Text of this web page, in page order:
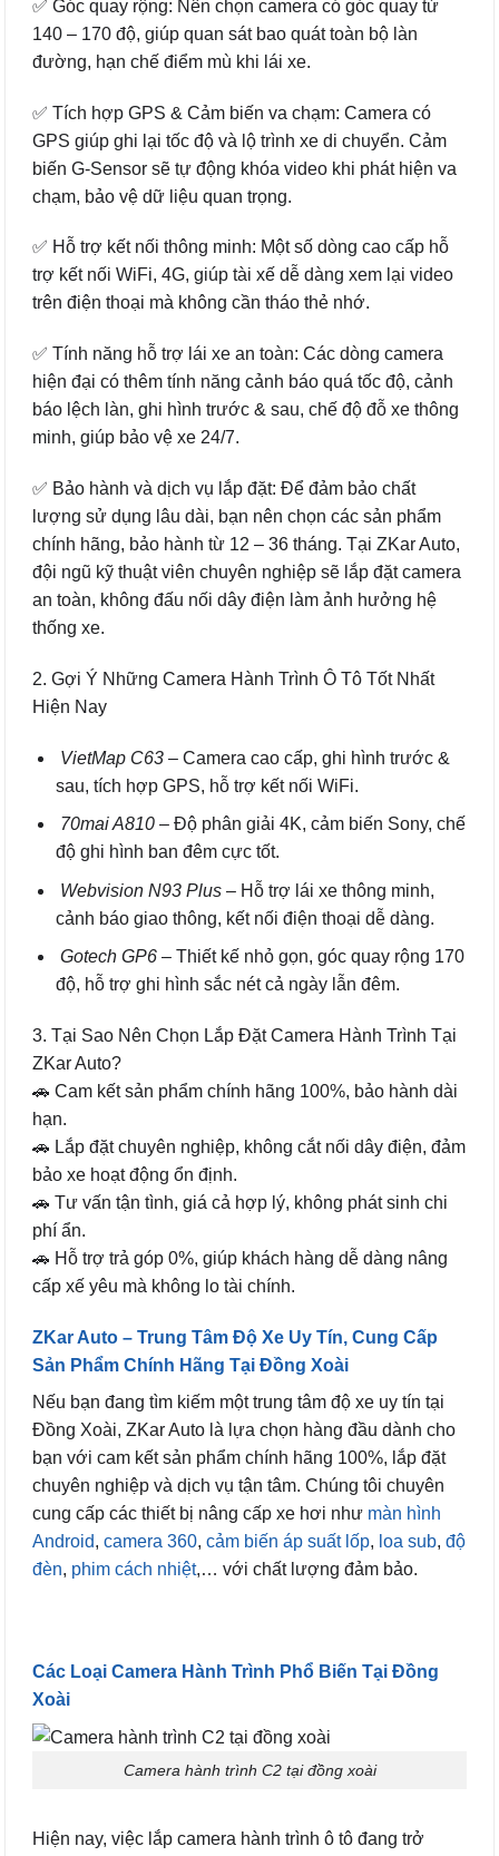
✅ Góc quay rộng: Nên chọn camera có góc quay từ
140 – 170 độ, giúp quan sát bao quát toàn bộ làn
đường, hạn chế điểm mù khi lái xe.
✅ Tích hợp GPS & Cảm biến va chạm: Camera có
GPS giúp ghi lại tốc độ và lộ trình xe di chuyển. Cảm
biến G-Sensor sẽ tự động khóa video khi phát hiện va
chạm, bảo vệ dữ liệu quan trọng.
✅ Hỗ trợ kết nối thông minh: Một số dòng cao cấp hỗ
trợ kết nối WiFi, 4G, giúp tài xế dễ dàng xem lại video
trên điện thoại mà không cần tháo thẻ nhớ.
✅ Tính năng hỗ trợ lái xe an toàn: Các dòng camera
hiện đại có thêm tính năng cảnh báo quá tốc độ, cảnh
báo lệch làn, ghi hình trước & sau, chế độ đỗ xe thông
minh, giúp bảo vệ xe 24/7.
✅ Bảo hành và dịch vụ lắp đặt: Để đảm bảo chất
lượng sử dụng lâu dài, bạn nên chọn các sản phẩm
chính hãng, bảo hành từ 12 – 36 tháng. Tại ZKar Auto,
đội ngũ kỹ thuật viên chuyên nghiệp sẽ lắp đặt camera
an toàn, không đấu nối dây điện làm ảnh hưởng hệ
thống xe.
2. Gợi Ý Những Camera Hành Trình Ô Tô Tốt Nhất
Hiện Nay
VietMap C63– Camera cao cấp, ghi hình trước &
sau, tích hợp GPS, hỗ trợ kết nối WiFi.
70mai A810– Độ phân giải 4K, cảm biến Sony, chế
độ ghi hình ban đêm cực tốt.
Webvision N93 Plus– Hỗ trợ lái xe thông minh,
cảnh báo giao thông, kết nối điện thoại dễ dàng.
Gotech GP6– Thiết kế nhỏ gọn, góc quay rộng 170
độ, hỗ trợ ghi hình sắc nét cả ngày lẫn đêm.
3. Tại Sao Nên Chọn Lắp Đặt Camera Hành Trình Tại
ZKar Auto?
🚗 Cam kết sản phẩm chính hãng 100%, bảo hành dài
hạn.
🚗 Lắp đặt chuyên nghiệp, không cắt nối dây điện, đảm
bảo xe hoạt động ổn định.
🚗 Tư vấn tận tình, giá cả hợp lý, không phát sinh chi
phí ẩn.
🚗 Hỗ trợ trả góp 0%, giúp khách hàng dễ dàng nâng
cấp xế yêu mà không lo tài chính.
ZKar Auto – Trung Tâm Độ Xe Uy Tín, Cung Cấp
Sản Phẩm Chính Hãng Tại Đồng Xoài
Nếu bạn đang tìm kiếm một trung tâm độ xe uy tín tại
Đồng Xoài, ZKar Auto là lựa chọn hàng đầu dành cho
bạn với cam kết sản phẩm chính hãng 100%, lắp đặt
chuyên nghiệp và dịch vụ tận tâm. Chúng tôi chuyên
cung cấp các thiết bị nâng cấp xe hơi như màn hình
Android, camera 360, cảm biến áp suất lốp, loa sub, độ
đèn, phim cách nhiệt,… với chất lượng đảm bảo.
Các Loại Camera Hành Trình Phổ Biến Tại Đồng
Xoài
Camera hành trình C2 tại đồng xoài
Hiện nay, việc lắp camera hành trình ô tô đang trở